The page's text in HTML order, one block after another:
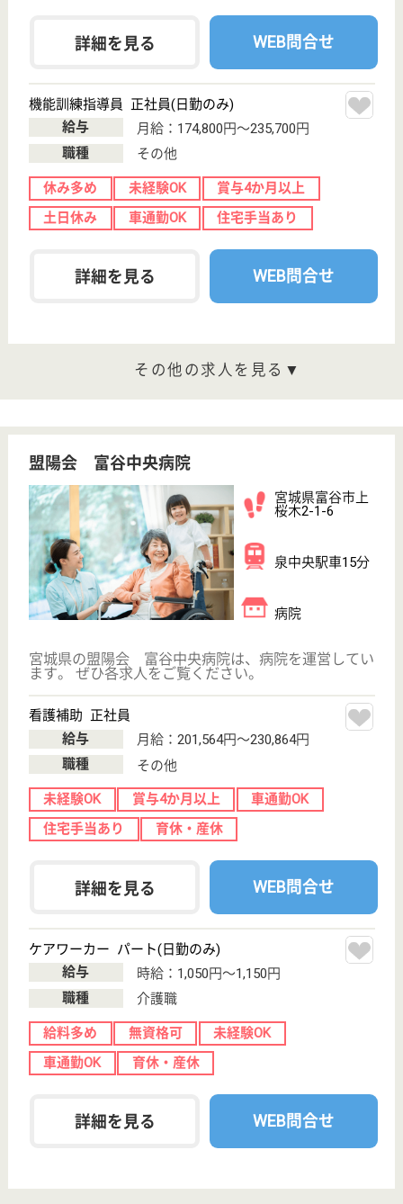
現在の検索条件
エリア・駅 変更
こだわり条件
育休・産休
事業所情報の一部は、厚生労働省の介護事業所・生活関連情報
検索「介護サービス情報公表システム 」から転載しておりま
簡単30秒 登録
保有資格を選択してくださ
い
保有資格 必須
初任者研修
(ヘルパー2級)
実務者研修
(ヘルパー1級)
ケアマネジャー PT
次のステップへ
誕生年 必須
戻る
サービス紹介
ご利用の流れ
公式LINE＠
お役立ち情報
転職ノウハウ
初めての介護転職
介護業界給与データ